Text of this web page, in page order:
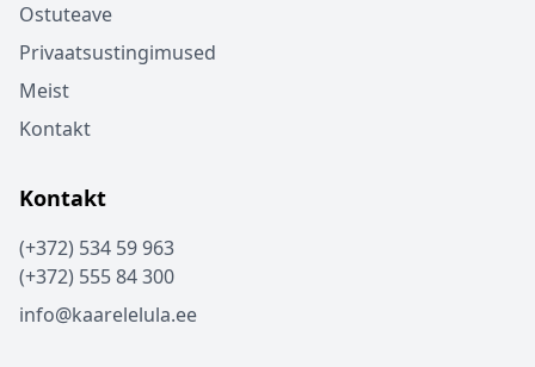
Ostuteave
Privaatsustingimused
Meist
Kontakt
Kontakt
(+372) 534 59 963
(+372) 555 84 300
info@kaarelelula.ee